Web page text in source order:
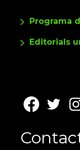
Programa
Editorials